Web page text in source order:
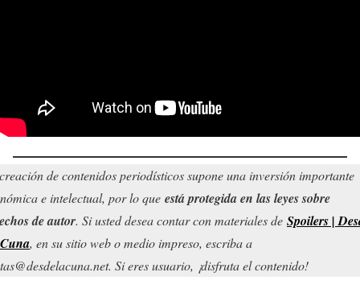
de contenidos periodísticos supone una inversión importante
e intelectual, por lo que está protegida en las leyes sobre
de autor. Si usted desea contar con materiales de Spoilers |
, en su sitio web o medio impreso, escriba a
Si eres usuario, ¡disfruta el contenido!